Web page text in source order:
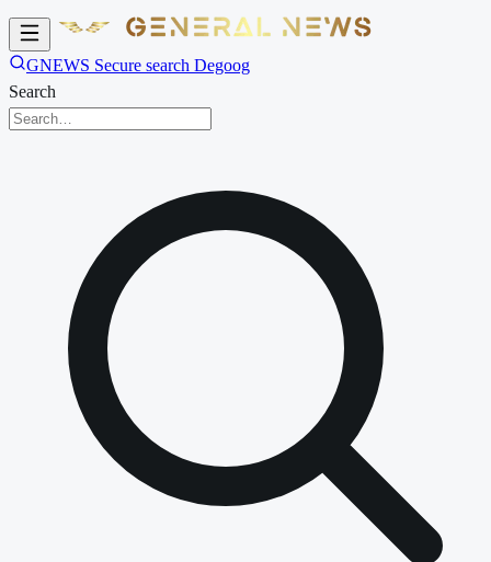
GNEWS Secure search Degoog
Search